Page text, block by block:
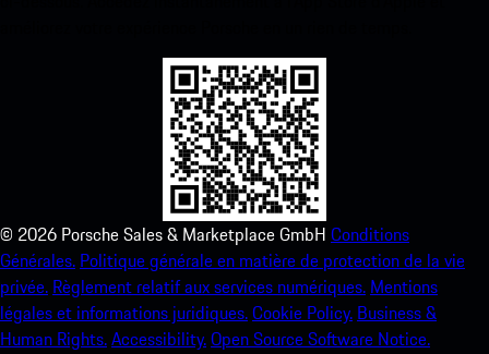
© 2026 Porsche Sales & Marketplace GmbH Conditions
Générales. Politique générale en matière de protection de la vie
privée. Règlement relatif aux services numériques. Mentions
légales et informations juridiques.Cookie Policy. Business &
Human Rights.Accessibility.Open Source Software Notice.